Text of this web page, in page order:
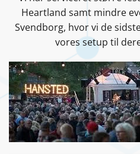
Heartland samt mindre
Svendborg, hvor vi de
vores setup til